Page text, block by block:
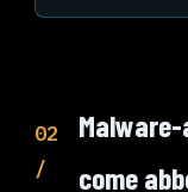
02
/
come